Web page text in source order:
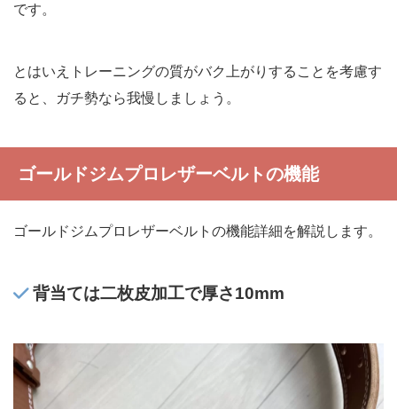
です。
とはいえトレーニングの質がバク上がりすることを考慮す
ると、ガチ勢なら我慢しましょう。
ゴールドジムプロレザーベルトの機能
ゴールドジムプロレザーベルトの機能詳細を解説します。
背当ては二枚皮加工で厚さ10mm